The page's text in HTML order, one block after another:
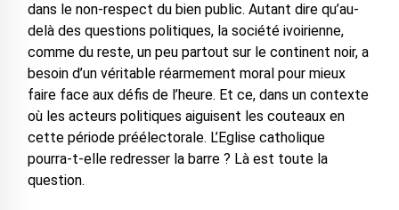
dans le non-respect du bien public. Autant dire qu’au-
delà des questions politiques, la société ivoirienne,
comme du reste, un peu partout sur le continent noir, a
besoin d’un véritable réarmement moral pour mieux
faire face aux défis de l’heure. Et ce, dans un contexte
où les acteurs politiques aiguisent les couteaux en
cette période préélectorale. L’Eglise catholique
pourra-t-elle redresser la barre ? Là est toute la
question.